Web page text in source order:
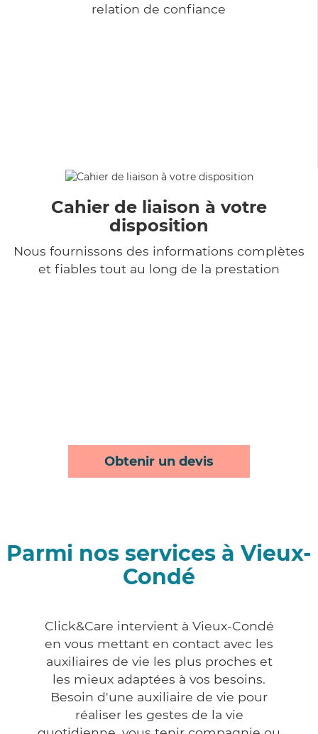
relation de confiance
Cahier de liaison à votre
disposition
Nous fournissons des informations complètes
et fiables tout au long de la prestation
Obtenir un devis
Parmi nos services à Vieux-
Condé
Click&Care intervient à Vieux-Condé
en vous mettant en contact avec les
auxiliaires de vie les plus proches et
les mieux adaptées à vos besoins.
Besoin d'une auxiliaire de vie pour
réaliser les gestes de la vie